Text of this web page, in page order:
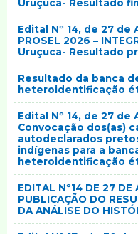
Uruçuca- Resultado
Edital Nº 14, de 27 de
PROSEL 2026 –
Uruçuca- Resultado
Resultado da banca
heteroidentificação
Edital Nº 14, de 27 de
Convocação dos(as)
autodeclarados
indígenas para a
heteroidentificação
EDITAL Nº14 DE 27
PUBLICAÇÃO DO
DA ANÁLISE DO